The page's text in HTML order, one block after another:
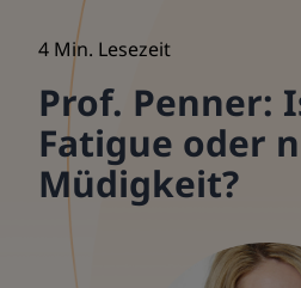
4 Min. Lesezeit
Prof. Penner:
Fatigue oder
Müdigkeit?